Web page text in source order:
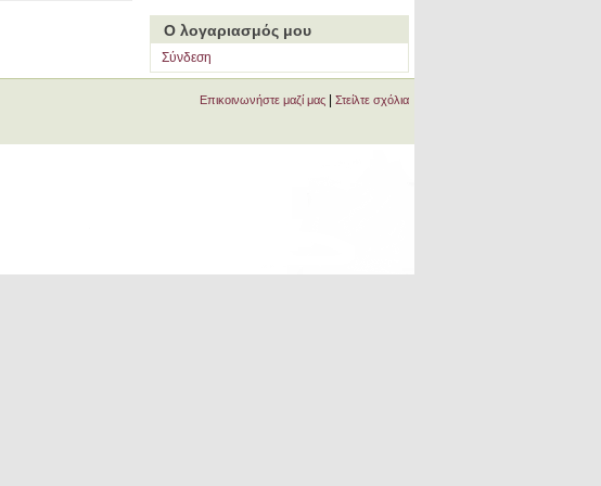
Ο λογαριασμός μου
Σύνδεση
Επικοινωνήστε μαζί μας Στείλτε σχόλια